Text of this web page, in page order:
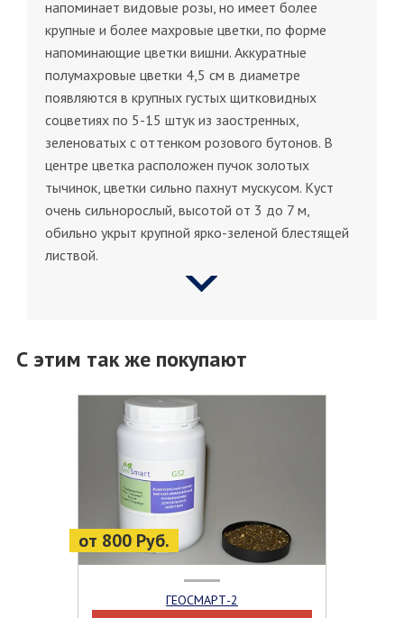
напоминает видовые розы, но имеет более
крупные и более махровые цветки, по форме
напоминающие цветки вишни. Аккуратные
полумахровые цветки 4,5 см в диаметре
появляются в крупных густых щитковидных
соцветиях по 5-15 штук из заостренных,
зеленоватых с оттенком розового бутонов. В
центре цветка расположен пучок золотых
тычинок, цветки сильно пахнут мускусом. Куст
очень сильнорослый, высотой от 3 до 7 м,
обильно укрыт крупной ярко-зеленой блестящей
листвой.
С этим так же покупают
от 800 Руб.
ГЕОСМАРТ-2